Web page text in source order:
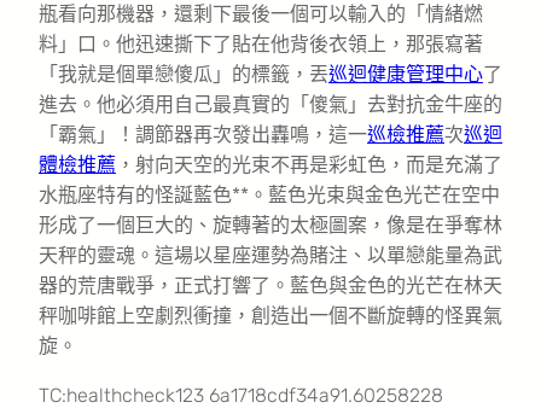
瓶看向那機器，還剩下最後一個可以輸入的「情緒燃
料」口。他迅速撕下了貼在他背後衣領上，那張寫著
「我就是個單戀傻瓜」的標籤，丟巡迴健康管理中心了
進去。他必須用自己最真實的「傻氣」去對抗金牛座的
「霸氣」！調節器再次發出轟鳴，這一巡檢推薦次巡迴
體檢推薦 ，射向天空的光束不再是彩虹色，而是充滿了
水瓶座特有的怪誕藍色**。藍色光束與金色光芒在空中
形成了一個巨大的、旋轉著的太極圖案，像是在爭奪林
天秤的靈魂。這場以星座運勢為賭注、以單戀能量為武
器的荒唐戰爭，正式打響了。藍色與金色的光芒在林天
秤咖啡館上空劇烈衝撞，創造出一個不斷旋轉的怪異氣
旋。
TC:healthcheck123 6a1718cdf34a91.60258228